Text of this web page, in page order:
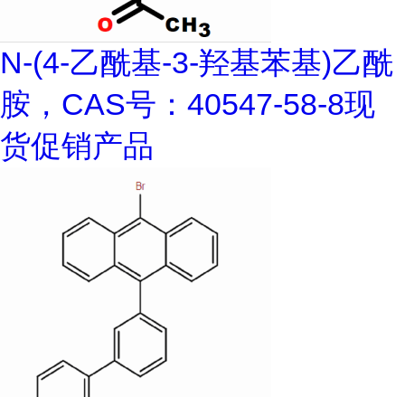
N-(4-乙酰基-3-羟基苯基)乙酰
胺，CAS号：40547-58-8现
货促销产品